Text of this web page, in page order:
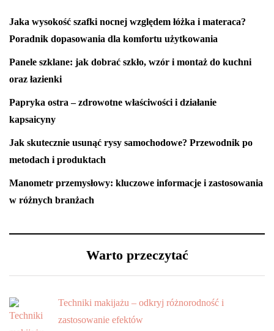
Jaka wysokość szafki nocnej względem łóżka i materaca?
Poradnik dopasowania dla komfortu użytkowania
Panele szklane: jak dobrać szkło, wzór i montaż do kuchni
oraz łazienki
Papryka ostra – zdrowotne właściwości i działanie
kapsaicyny
Jak skutecznie usunąć rysy samochodowe? Przewodnik po
metodach i produktach
Manometr przemysłowy: kluczowe informacje i zastosowania
w różnych branżach
Warto przeczytać
Techniki makijażu – odkryj różnorodność i
zastosowanie efektów